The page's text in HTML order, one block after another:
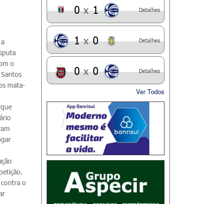
o
mata-
o
0 x 1 Detalhes
1 x 0 Detalhes
0 x 0 Detalhes
Ver Todos